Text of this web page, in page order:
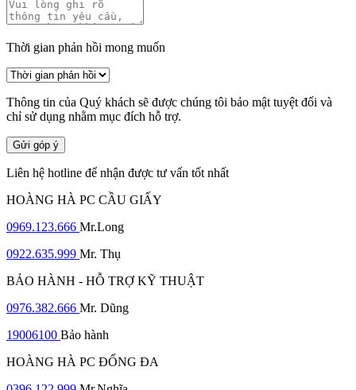
Thời gian phản hồi mong muốn
Thông tin của Quý khách sẽ được chúng tôi bảo mật tuyệt đối và
chỉ sử dụng nhằm mục đích hỗ trợ.
Gửi góp ý
Liên hệ hotline để nhận được tư vấn tốt nhất
HOÀNG HÀ PC CẦU GIẤY
0969.123.666 Mr.Long
0922.635.999 Mr. Thụ
BẢO HÀNH - HỖ TRỢ KỸ THUẬT
0976.382.666 Mr. Dũng
19006100 Bảo hành
HOÀNG HÀ PC ĐỐNG ĐA